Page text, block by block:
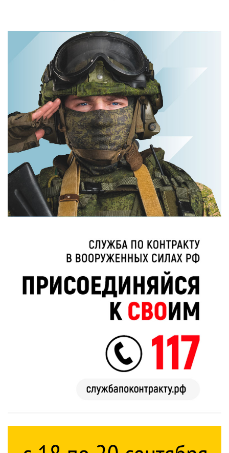
Ногти будут
чистыми!
Домашний метод
убьет грибок,
возьмите 3%-ю…
Королева вагона
отожгла! Видео
не оставит
равнодушным